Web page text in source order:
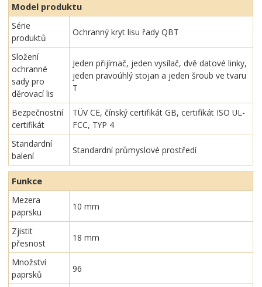
Model produktu
Série
produktů
Ochranný kryt lisu řady QBT
Složení
ochranné
sady pro
děrovací lis
Jeden přijímač, jeden vysílač, dvě datové linky,
jeden pravoúhlý stojan a jeden šroub ve tvaru
T
Bezpečnostní
certifikát
TÜV CE, čínský certifikát GB, certifikát ISO UL-
FCC, TYP 4
Standardní
balení
Standardní průmyslové prostředí
Funkce
Mezera
paprsku
10 mm
Zjistit
přesnost
18 mm
Množství
paprsků
96